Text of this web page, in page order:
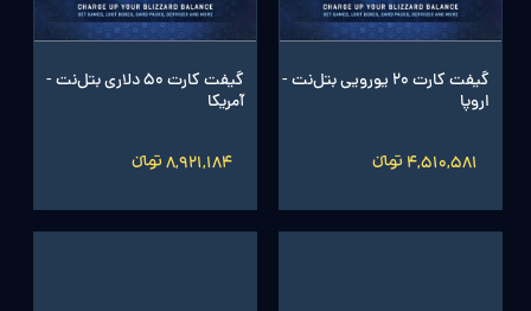
گیفت کارت 20 یورویی بتل‌نت -
اروپا
4,510,581 تومانءءء
گیفت کارت 50 دلاری بتل‌نت -
آمریکا
8,921,184 تومانءءء